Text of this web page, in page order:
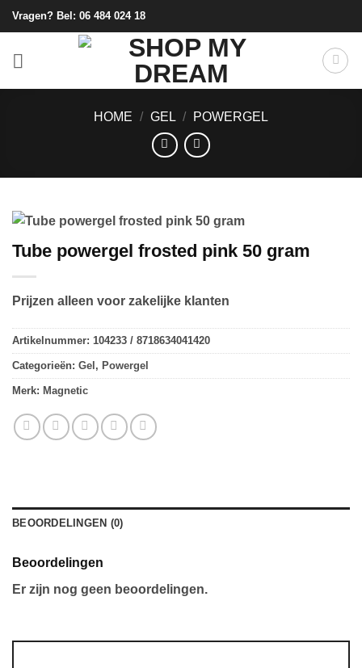
Ga
naar
Vragen? Bel: 06 484 024 18
HOME / GEL / POWERGEL
Tube powergel frosted pink 50 gram
Prijzen alleen voor zakelijke klanten
Artikelnummer: 104233 / 8718634041420
Categorieën: Gel , Powergel
Merk: Magnetic
BEOORDELINGEN (0)
Beoordelingen
Er zijn nog geen beoordelingen.